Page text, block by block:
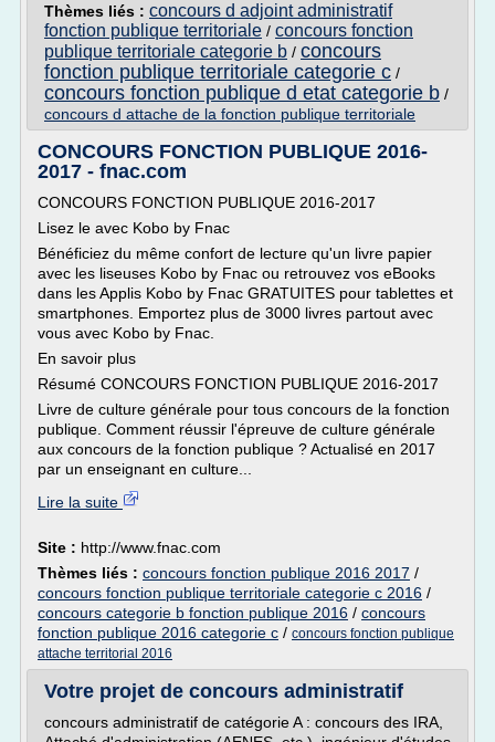
Thèmes liés : concours d adjoint administratif
fonction publique territoriale / concours fonction
publique territoriale categorie b / concours
fonction publique territoriale categorie c /
concours fonction publique d etat categorie b /
concours d attache de la fonction publique territoriale
CONCOURS FONCTION PUBLIQUE 2016-
2017 - fnac.com
CONCOURS FONCTION PUBLIQUE 2016-2017
Lisez le avec Kobo by Fnac
Bénéficiez du même confort de lecture qu'un livre papier
avec les liseuses Kobo by Fnac ou retrouvez vos eBooks
dans les Applis Kobo by Fnac GRATUITES pour tablettes et
smartphones. Emportez plus de 3000 livres partout avec
vous avec Kobo by Fnac.
En savoir plus
Résumé CONCOURS FONCTION PUBLIQUE 2016-2017
Livre de culture générale pour tous concours de la fonction
publique. Comment réussir l'épreuve de culture générale
aux concours de la fonction publique ? Actualisé en 2017
par un enseignant en culture...
Lire la suite
Site : http://www.fnac.com
Thèmes liés : concours fonction publique 2016 2017 /
concours fonction publique territoriale categorie c 2016 /
concours categorie b fonction publique 2016 / concours
fonction publique 2016 categorie c / concours fonction publique
attache territorial 2016
Votre projet de concours administratif
concours administratif de catégorie A : concours des IRA,